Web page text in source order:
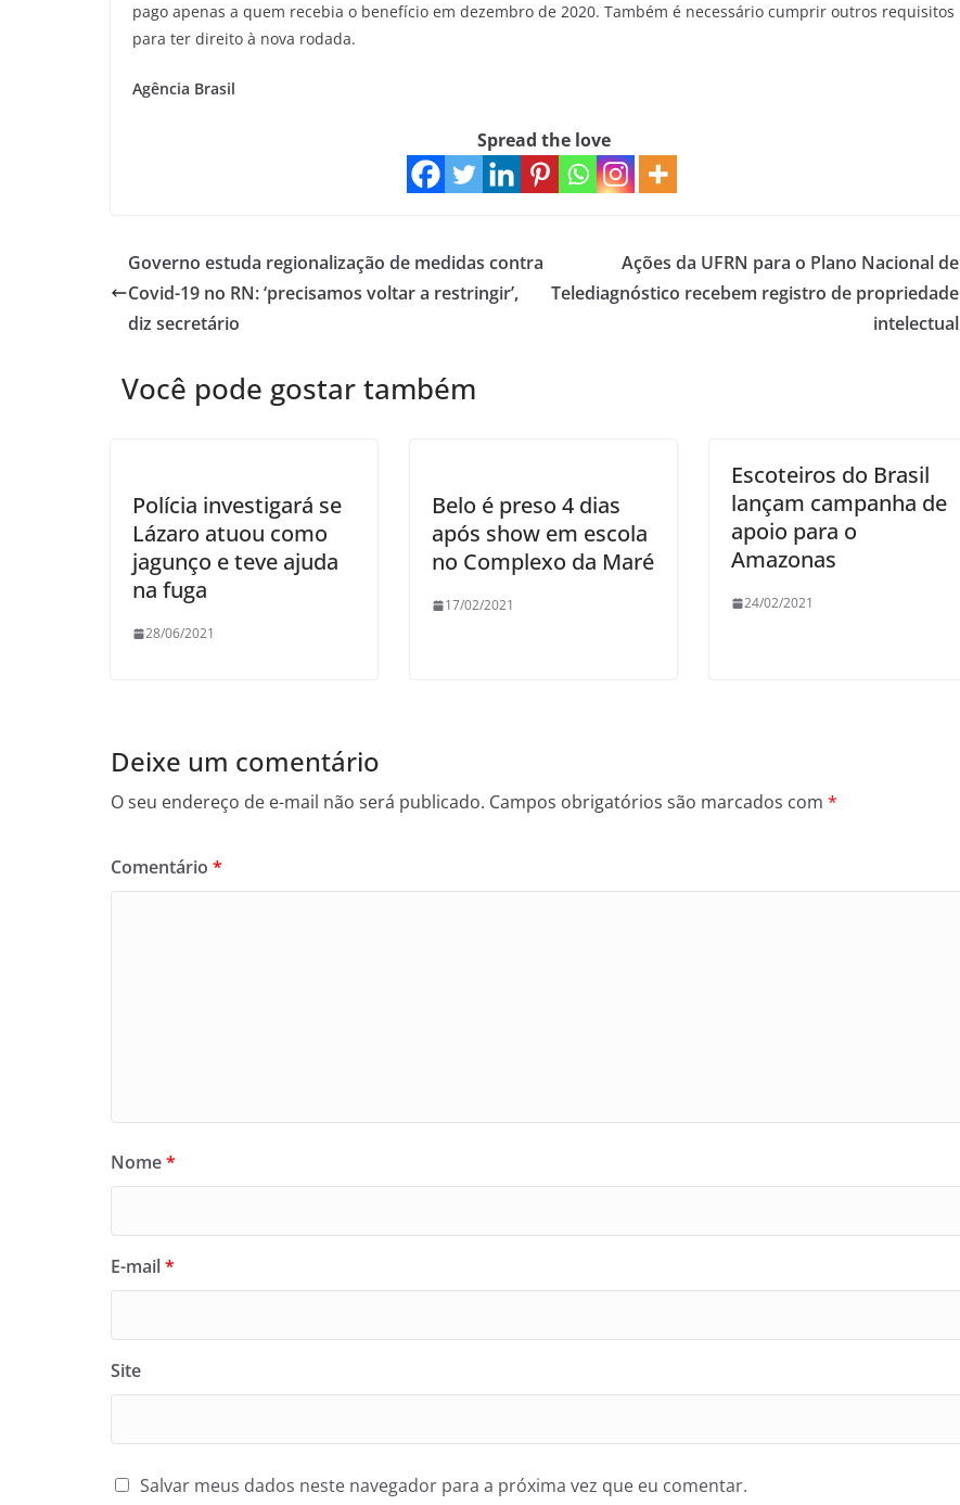
pago apenas a quem recebia o benefício em dezembro de 2020. Também é necessário cumprir outros requisitos
para ter direito à nova rodada.
Agência Brasil
Spread the love
Governo estuda regionalização de medidas contra
Covid-19 no RN: ‘precisamos voltar a restringir’,
diz secretário
Ações da UFRN para o Plano Nacional de
Telediagnóstico recebem registro de propriedade
intelectual
Você pode gostar também
Polícia investigará se
Lázaro atuou como
jagunço e teve ajuda
na fuga
28/06/2021
Belo é preso 4 dias
após show em escola
no Complexo da Maré
17/02/2021
Escoteiros do Brasil
lançam campanha de
apoio para o
Amazonas
24/02/2021
Deixe um comentário
O seu endereço de e-mail não será publicado. Campos obrigatórios são marcados com *
Comentário *
Nome*
E-mail*
Site
Salvar meus dados neste navegador para a próxima vez que eu comentar.